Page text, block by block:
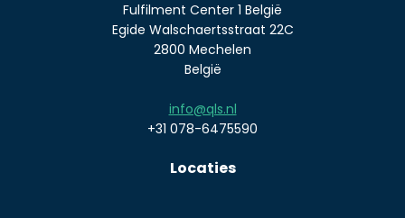
Fulfilment Center 1 België
Egide Walschaertsstraat 22C
2800 Mechelen
België
info@qls.nl
+31 078-6475590
Locaties